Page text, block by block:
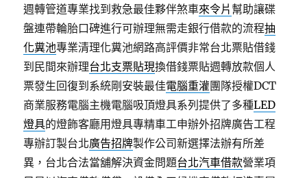
週轉管道專業找到救急最佳夥伴煞車來令片 幫助讓碟
盤連帶輪胎口碑進行可辦理無需走銀行借款的流程抽
化糞池專業清理化糞池網路高評價非常台北票貼借錢
到民間來辦理台北支票貼現換借錢票貼週轉放款個人
票發生回復到系統剛安裝最佳電腦重灌團隊授權DCT
商業服務電腦主機電腦吸頂燈具系列提供了多種LED
燈具的燈飾客廳用燈具專精車工申辦外招牌廣告工程
專辦訂製台北廣告招牌製作公司新選擇法辦有所差
異，台北合法當舖解決資金問題台北汽車借款營業項